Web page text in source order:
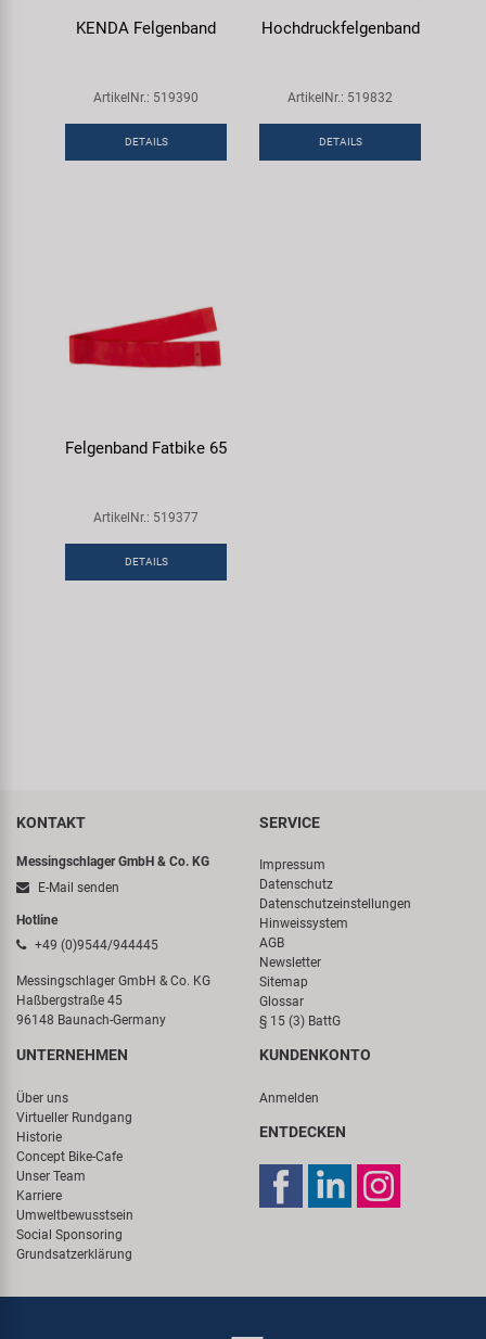
KENDA Felgenband
ArtikelNr.: 519390
DETAILS
Hochdruckfelgenband
ArtikelNr.: 519832
DETAILS
Felgenband Fatbike 65
ArtikelNr.: 519377
DETAILS
KONTAKT
Messingschlager GmbH & Co. KG
E-Mail senden
Hotline
+49 (0)9544/944445
Messingschlager GmbH & Co. KG
Haßbergstraße 45
96148 Baunach-Germany
SERVICE
Impressum
Datenschutz
Datenschutzeinstellungen
Hinweissystem
AGB
Newsletter
Sitemap
Glossar
§ 15 (3) BattG
UNTERNEHMEN
Über uns
Virtueller Rundgang
Historie
Concept Bike-Cafe
Unser Team
Karriere
Umweltbewusstsein
Social Sponsoring
Grundsatzerklärung
KUNDENKONTO
Anmelden
ENTDECKEN